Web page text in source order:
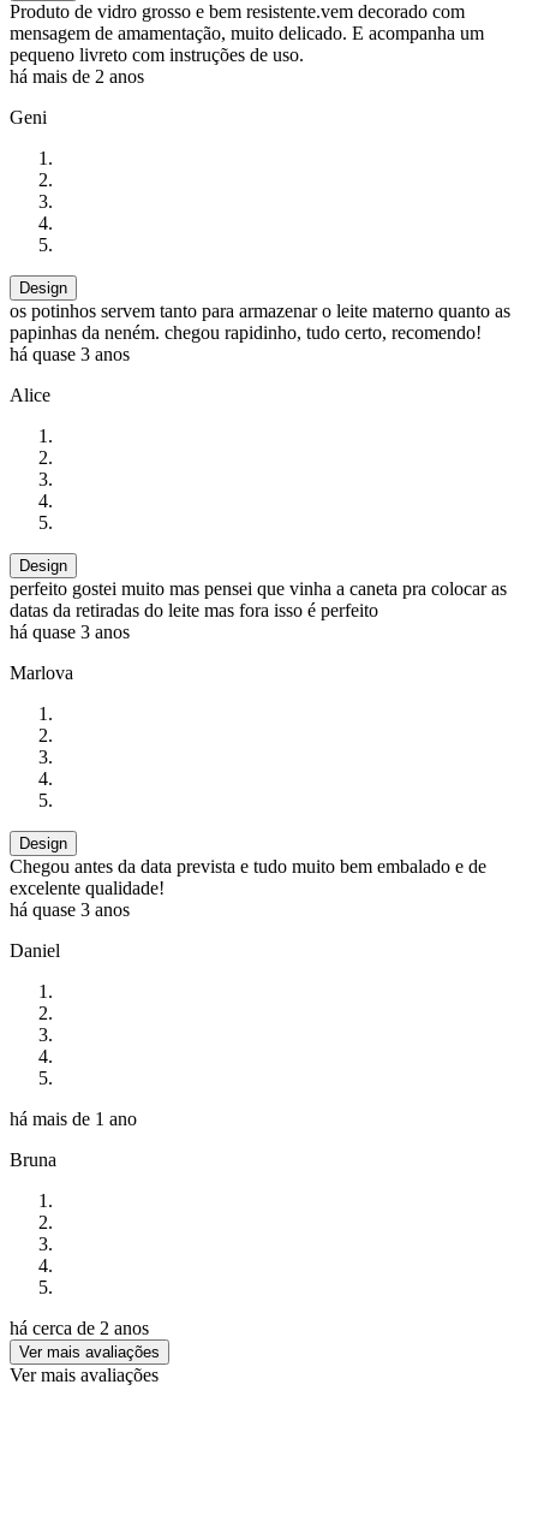
Produto de vidro grosso e bem resistente.vem decorado com
mensagem de amamentação, muito delicado. E acompanha um
pequeno livreto com instruções de uso.
há mais de 2 anos
Geni
Design
os potinhos servem tanto para armazenar o leite materno quanto as
papinhas da neném. chegou rapidinho, tudo certo, recomendo!
há quase 3 anos
Alice
Design
perfeito gostei muito mas pensei que vinha a caneta pra colocar as
datas da retiradas do leite mas fora isso é perfeito
há quase 3 anos
Marlova
Design
Chegou antes da data prevista e tudo muito bem embalado e de
excelente qualidade!
há quase 3 anos
Daniel
há mais de 1 ano
Bruna
há cerca de 2 anos
Ver mais avaliações
Ver mais avaliações